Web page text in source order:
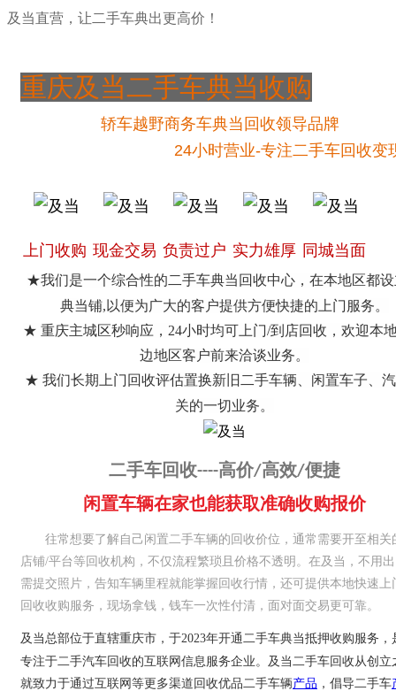
及当直营，让二手车典出更高价！
重庆及当二手车典当收购
轿车越野商务车典当回收领导品牌
24小时营业-专注二手车回收变
上门收购 现金交易 负责过户 实力雄厚 同城当面
★我们是一个综合性的二手车典当回收中心，在本地区都
典当铺,以便为广大的客户提供方便快捷的上门服务。
★ 重庆主城区秒响应，24小时均可上门/到店回收，欢迎本
边地区客户前来洽谈业务。
★ 我们长期上门回收评估置换新旧二手车辆、闲置车子、
关的一切业务。
二手车回收----高价/高效/便捷
闲置车辆在家也能获取准确收购报价
往常想要了解自己闲置二手车辆的回收价位，通常需要开至相关
店铺/平台等回收机构，不仅流程繁琐且价格不透明。在及当，不用
需提交照片，告知车辆里程就能掌握回收行情，还可提供本地快速上
回收收购服务，现场拿钱，钱车一次性付清，面对面交易更可靠。
及当总部位于直辖重庆市，于2023年开通二手车典当抵押收购服务，
专注于二手汽车回收的互联网信息服务企业。及当二手车回收从创立
就致力于通过互联网等更多渠道回收优品二手车辆产品 ，倡导二手车